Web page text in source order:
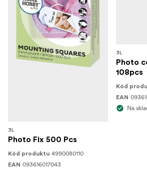
3L
Photo Fix 500 Pcs
Kód produktu 4990080110
EAN 093616017043
3L
Photo
108pcs
Kód
EAN
Na